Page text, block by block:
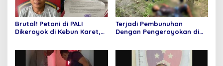
Brutal! Petani di PALI
Dikeroyok di Kebun Karet,
Terjadi Pembunuhan
Dengan Pengeroyokan di